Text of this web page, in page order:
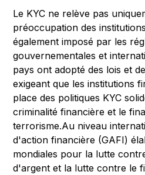
Le KYC ne relève pas
préoccupation des
également imposé par les
gouvernementales et
pays ont adopté des lois et
exigeant que les institutions
place des politiques KYC
criminalité financière et le
terrorisme.Au niveau
d'action financière (GAFI)
mondiales pour la lutte
d'argent et la lutte contre le